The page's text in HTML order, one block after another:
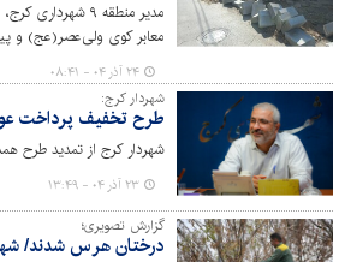
مدیر منطقه ۹
معابر کوی ولی‌عصر(عج) و
دولت‌آباد خبر داد.
۲۴ آذر ۰۴ - ۰۸:۴۱
شهردار کرج:
طرح تخفیف پرداخت عوارض تا ۲۲
شهردار کرج از تمدید طرح همدلی تا پایان
۲۳ آذر ۰۴ - ۱۳:۴۹
گزارش تصویری؛
درختان هرس شدند/